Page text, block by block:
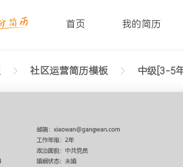
首页 我的简历
社区运营简历模板 中级[3-5
验社区运营简历模板（个性设计）